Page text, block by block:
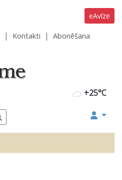
eAvīze
Kontakti
Abonēšana
+25°C